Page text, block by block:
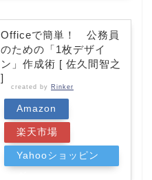
Officeで簡単！ 公務員
のための「1枚デザイ
ン」作成術 [ 佐久間智之
]
created by Rinker
Amazon
楽天市場
Yahooショッピン